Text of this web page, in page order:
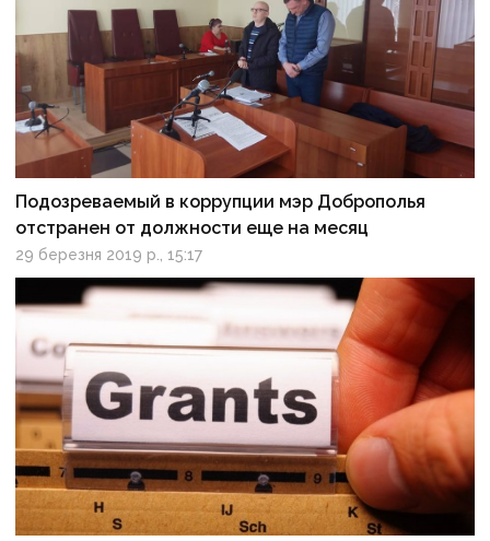
Подозреваемый в коррупции мэр Доброполья
отстранен от должности еще на месяц
29 березня 2019 р., 15:17